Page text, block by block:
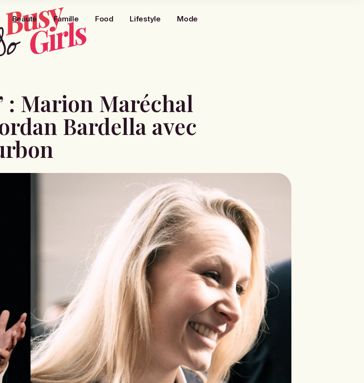
Beauté Famille Food Lifestyle Mode
: Marion Maréchal
Bardella avec